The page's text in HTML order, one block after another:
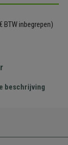
BTW inbegrepen)
beschrijving